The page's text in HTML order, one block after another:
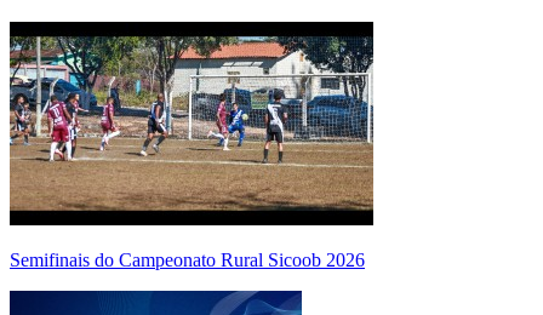
Semifinais do Campeonato Rural Sicoob 2026